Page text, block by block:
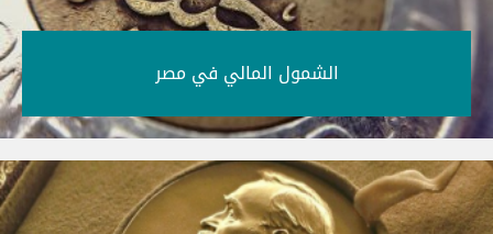
الشمول المالي في مصر‎